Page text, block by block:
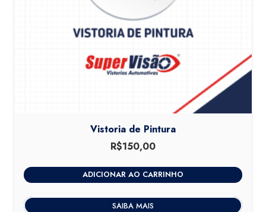
Vistoria de Pintura
R$150,00
ADICIONAR AO CARRINHO
SAIBA MAIS